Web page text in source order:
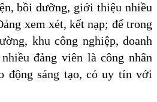
bồi dưỡng, giới thiệu nhiều
xem xét, kết nạp; để trong
khu công nghiệp, doanh
đảng viên là công nhân
động sáng tạo, có uy tín với